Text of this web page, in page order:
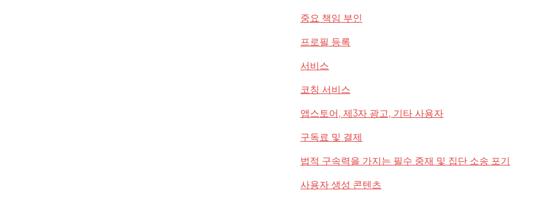
중요 책임 부인
프로필 등록
서비스
코칭 서비스
앱스토어, 제3자 광고, 기타 사용자
구독료 및 결제
법적 구속력을 가지는 필수 중재 및 집단 소송 포기
사용자 생성 콘텐츠